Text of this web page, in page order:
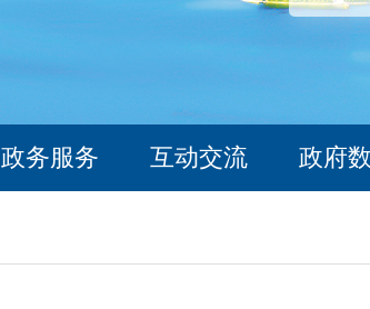
政务服务 互动交流 政府